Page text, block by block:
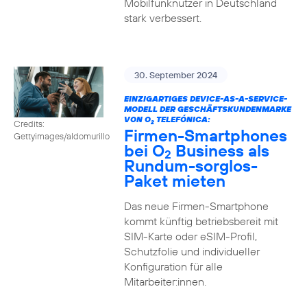
Mobilfunknutzer in Deutschland
stark verbessert.
Credits:
Gettyimages/aldomurillo
30. September 2024
EINZIGARTIGES DEVICE-AS-A-SERVICE-
MODELL DER GESCHÄFTSKUNDENMARKE
VON O2TELEFÓNICA:
Firmen-Smartphones
bei O2 Business als
Rundum-sorglos-
Paket mieten
Das neue Firmen-Smartphone
kommt künftig betriebsbereit mit
SIM-Karte oder eSIM-Profil,
Schutzfolie und individueller
Konfiguration für alle
Mitarbeiter:innen.